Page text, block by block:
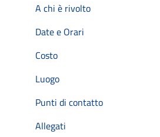
A chi è rivolto
Date e Orari
Costo
Luogo
Punti di contatto
Allegati